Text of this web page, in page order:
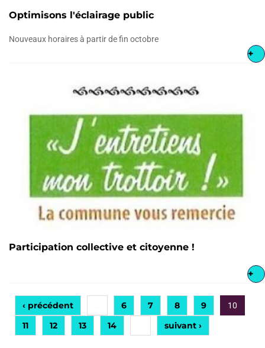
Optimisons l'éclairage public
Nouveaux horaires à partir de fin octobre
+
Participation collective et citoyenne !
+
‹ précédent 6 7 8 9 10
11 12 13 14 suivant ›